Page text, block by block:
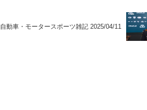
自動車・モータースポーツ雑記 2025/04/11